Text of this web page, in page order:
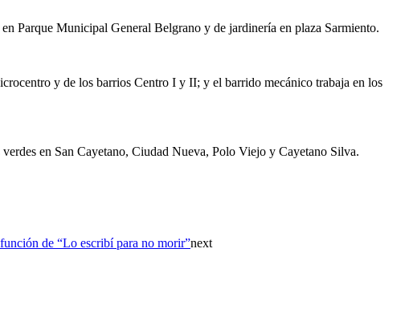
Parque Municipal General Belgrano y de jardinería en plaza Sarmiento.
y de los barrios Centro I y II; y el barrido mecánico trabaja en los
en San Cayetano, Ciudad Nueva, Polo Viejo y Cayetano Silva.
de “Lo escribí para no morir”next